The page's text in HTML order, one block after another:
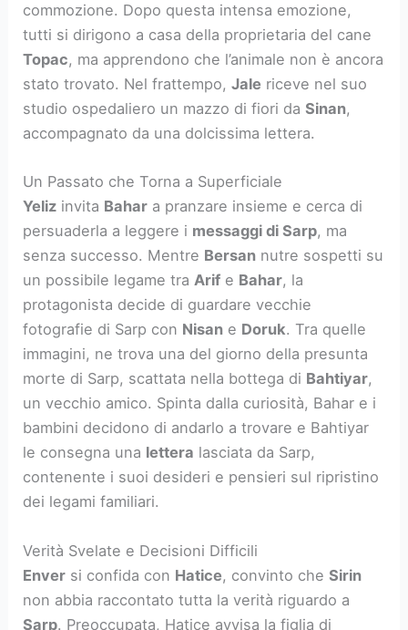
commozione. Dopo questa intensa emozione,
tutti si dirigono a casa della proprietaria del cane
Topac, ma apprendono che l’animale non è ancora
stato trovato. Nel frattempo,Jale riceve nel suo
studio ospedaliero un mazzo di fiori daSinan,
accompagnato da una dolcissima lettera.
Un Passato che Torna a Superficiale
Yeliz invita Bahar a pranzare insieme e cerca di
persuaderla a leggere i messaggi di Sarp, ma
senza successo. Mentre Bersan nutre sospetti su
un possibile legame traArif e Bahar, la
protagonista decide di guardare vecchie
fotografie di Sarp con Nisan e Doruk. Tra quelle
immagini, ne trova una del giorno della presunta
morte di Sarp, scattata nella bottega di Bahtiyar,
un vecchio amico. Spinta dalla curiosità, Bahar e i
bambini decidono di andarlo a trovare e Bahtiyar
le consegna una lettera lasciata da Sarp,
contenente i suoi desideri e pensieri sul ripristino
dei legami familiari.
Verità Svelate e Decisioni Difficili
Enver si confida con Hatice, convinto cheSirin
non abbia raccontato tutta la verità riguardo a
Sarp. Preoccupata, Hatice avvisa la figlia di